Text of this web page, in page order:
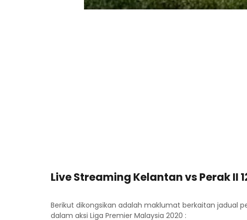
Live Streaming Kelantan vs Perak II
Berikut dikongsikan adalah maklumat berkaitan jadual
dalam aksi Liga Premier Malaysia 2020 :